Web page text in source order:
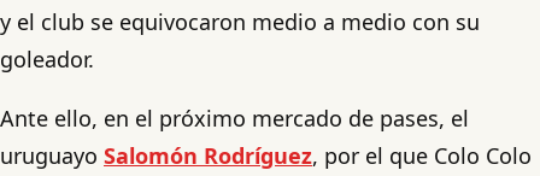
y el club se equivocaron medio a medio con su
goleador.
Ante ello, en el próximo mercado de pases, el
uruguayo Salomón Rodríguez, por el que Colo Colo